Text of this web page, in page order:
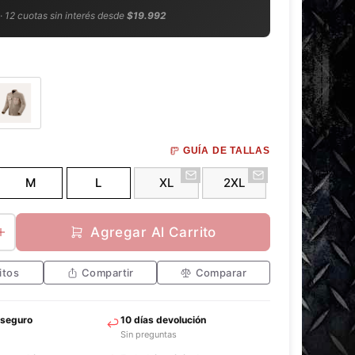
12 cuotas sin interés desde$19.992
l
d
GUÍA DE TALLAS
M L XL 2XL
Agregar Al Carrito
Compartir Comparar
10 días devolución
Sin preguntas